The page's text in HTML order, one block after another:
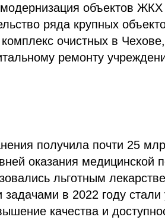
объектов
ряда крупных
очистных в
ремонту
получила почти 25
оказания медицинской
льготным
в 2022 году стали
качества и